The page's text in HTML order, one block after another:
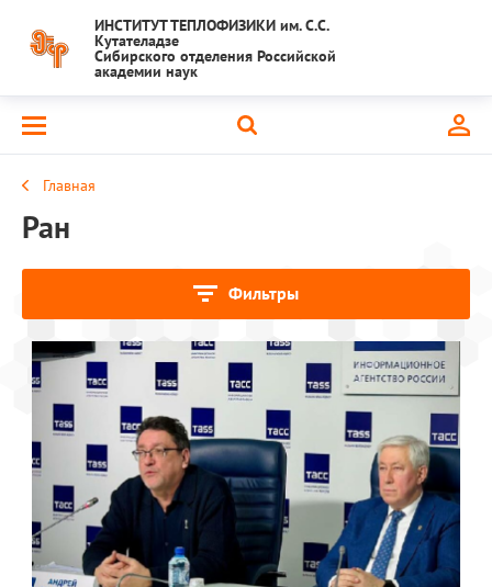
ИНСТИТУТ ТЕПЛОФИЗИКИ им. С.С.
Кутателадзе
Сибирского отделения Российской
академии наук
Главная
Ран
Фильтры